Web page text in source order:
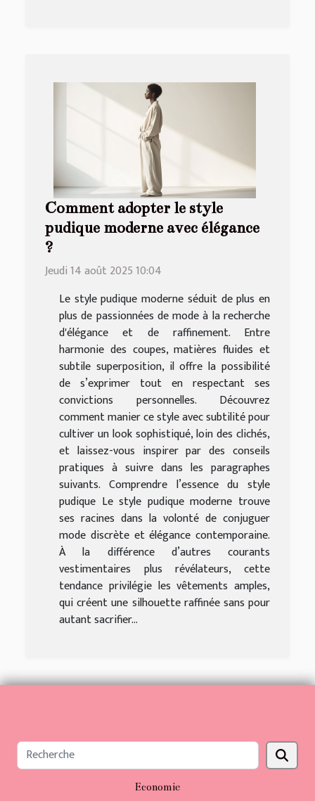
Comment adopter le style
pudique moderne avec élégance
?
Jeudi 14 août 2025 10:04
Le style pudique moderne séduit de plus en
plus de passionnées de mode à la recherche
d'élégance et de raffinement. Entre
harmonie des coupes, matières fluides et
subtile superposition, il offre la possibilité
de s’exprimer tout en respectant ses
convictions personnelles. Découvrez
comment manier ce style avec subtilité pour
cultiver un look sophistiqué, loin des clichés,
et laissez-vous inspirer par des conseils
pratiques à suivre dans les paragraphes
suivants. Comprendre l’essence du style
pudique Le style pudique moderne trouve
ses racines dans la volonté de conjuguer
mode discrète et élégance contemporaine.
À la différence d’autres courants
vestimentaires plus révélateurs, cette
tendance privilégie les vêtements amples,
qui créent une silhouette raffinée sans pour
autant sacrifier...
Economie